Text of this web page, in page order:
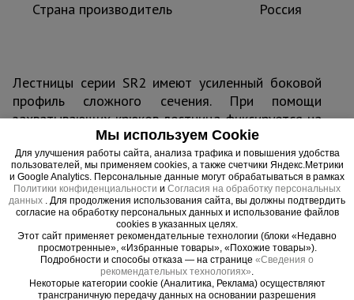
Страна производитель Россия
Лестницы серии SR2 имеют усиленный боковой
профиль сложного сечения. При помощи
захватывающих крюков лестница фиксируется на
нужной высоте. Регулировка выдвижной секции
осуществляется при помощи троса. Удобно
раскладываемая конструкция, простая
регулировка и защита от скольжения. Лестницы
укомплектованы роликами, с помощью которых
происходит движение верхней секции по стене.
Мы используем Cookie
Для улучшения работы сайта, анализа трафика и повышения удобства
пользователей, мы применяем cookies, а также счетчики Яндекс.Метрики
и Google Analytics. Персональные данные могут обрабатываться в рамках
Политики конфиденциальности и Согласия на обработку персональных
данных . Для продолжения использования сайта, вы должны подтвердить
согласие на обработку персональных данных и использование файлов
cookies в указанных целях.
Этот сайт применяет рекомендательные технологии (блоки «Недавно
просмотренные», «Избранные товары», «Похожие товары»).
Подробности и способы отказа — на странице «Сведения о
рекомендательных технологиях».
Некоторые категории cookie (Аналитика, Реклама) осуществляют
трансграничную передачу данных на основании разрешения